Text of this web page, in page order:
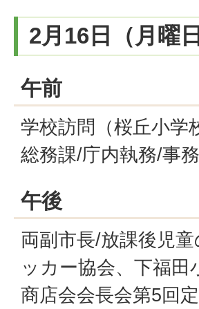
2月16日（月曜日
午前
学校訪問（桜丘小学
総務課/庁内執務/事
午後
両副市長/放課後児
ッカー協会、下福田
商店会会長会第5回